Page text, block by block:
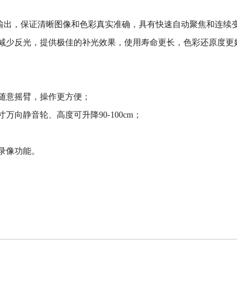
出，保证清晰图像和色彩真实准确，具有快速自动聚焦和连
反光，提供极佳的补光效果，使用寿命更长，色彩还原度更
意摇臂，操作更方便；
向静音轮、高度可升降90-100cm；
像功能。